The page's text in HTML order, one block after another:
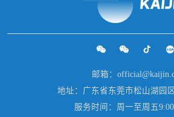
邮箱：
地址：广东省东莞市松山湖园
服务时间：周一至周五